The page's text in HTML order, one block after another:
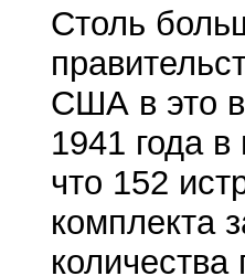
Столь
США в это
1941 года
что 152
комплекта